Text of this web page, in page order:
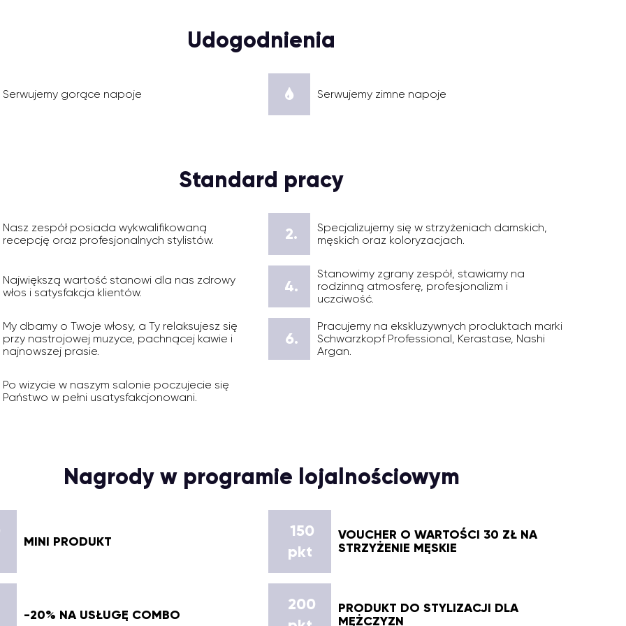
Udogodnienia
Serwujemy gorące napoje Serwujemy zimne napoje
Standard pracy
Nasz zespół posiada wykwalifikowaną
recepcję oraz profesjonalnych stylistów.
2.
Specjalizujemy się w strzyżeniach damskich,
męskich oraz koloryzacjach.
Największą wartość stanowi dla nas zdrowy
włos i satysfakcja klientów.
4.
Stanowimy zgrany zespół, stawiamy na
rodzinną atmosferę, profesjonalizm i
uczciwość.
My dbamy o Twoje włosy, a Ty relaksujesz się
przy nastrojowej muzyce, pachnącej kawie i
najnowszej prasie.
6.
Pracujemy na ekskluzywnych produktach marki
Schwarzkopf Professional, Kerastase, Nashi
Argan.
Po wizycie w naszym salonie poczujecie się
Państwo w pełni usatysfakcjonowani.
Nagrody w programie lojalnościowym
MINI PRODUKT
150
pkt
VOUCHER O WARTOŚCI 30 ZŁ NA
STRZYŻENIE MĘSKIE
-20% NA USŁUGĘ COMBO
200
PRODUKT DO STYLIZACJI DLA
MĘŻCZYZN